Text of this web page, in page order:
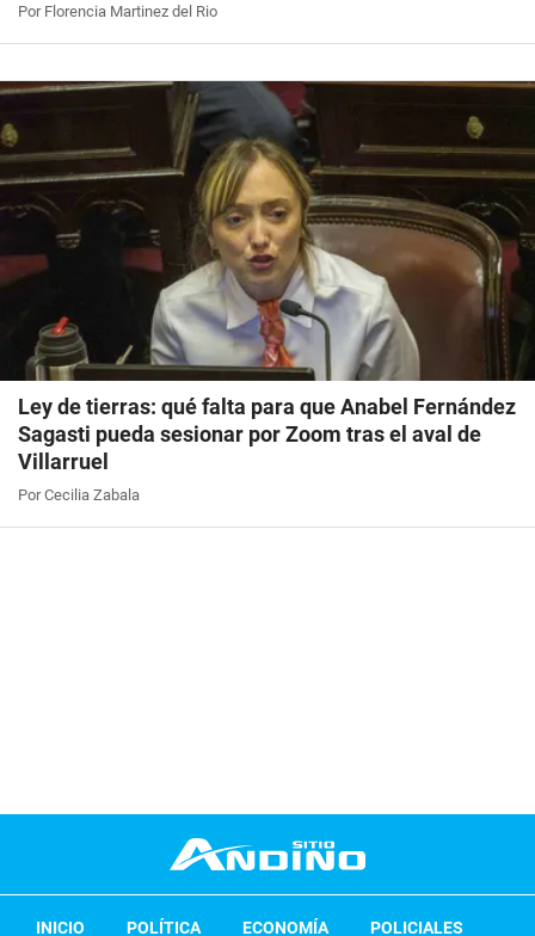
Por Florencia Martinez del Rio
Ley de tierras: qué falta para que Anabel Fernández
Sagasti pueda sesionar por Zoom tras el aval de
Villarruel
Por Cecilia Zabala
INICIO POLÍTICA ECONOMÍA POLICIALES